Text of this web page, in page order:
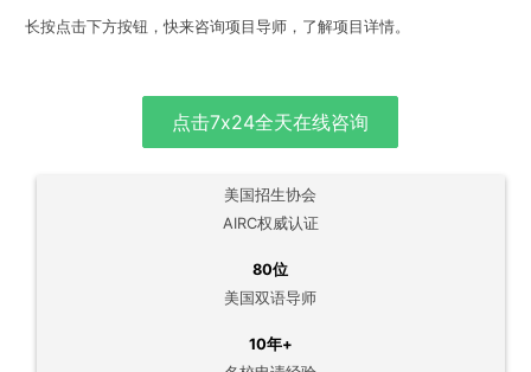
长按点击下方按钮，快来咨询项目导师，了解项目详情。
点击7x24全天在线咨询
美国招生协会
AIRC权威认证
80位
美国双语导师
10年+